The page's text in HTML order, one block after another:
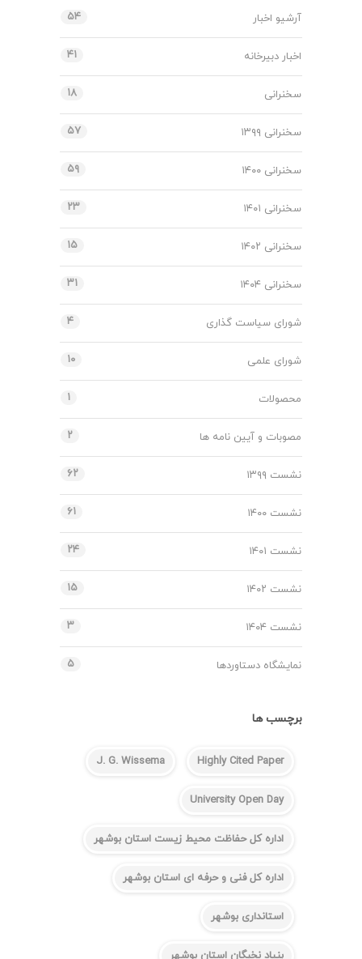
آرشیو اخبار ۵۴
اخبار دبیرخانه ۴۱
سخنرانی ۱۸
سخنرانی ۱۳۹۹ ۵۷
سخنرانی ۱۴۰۰ ۵۹
سخنرانی ۱۴۰۱ ۲۳
سخنرانی ۱۴۰۲ ۱۵
سخنرانی ۱۴۰۴ ۳۱
شورای سیاست گذاری ۴
شورای علمی ۱۰
محصولات ۱
مصوبات و آیین نامه ها ۲
نشست ۱۳۹۹ ۶۲
نشست ۱۴۰۰ ۶۱
نشست ۱۴۰۱ ۲۴
نشست ۱۴۰۲ ۱۵
نشست ۱۴۰۴ ۳
نمایشگاه دستاوردها ۵
برچسب ها
Highly Cited Paper
J. G. Wissema
University Open Day
اداره کل حفاظت محیط زیست استان بوشهر
اداره کل فنی و حرفه ای استان بوشهر
استانداری بوشهر
بنیاد نخبگان استان بوشهر